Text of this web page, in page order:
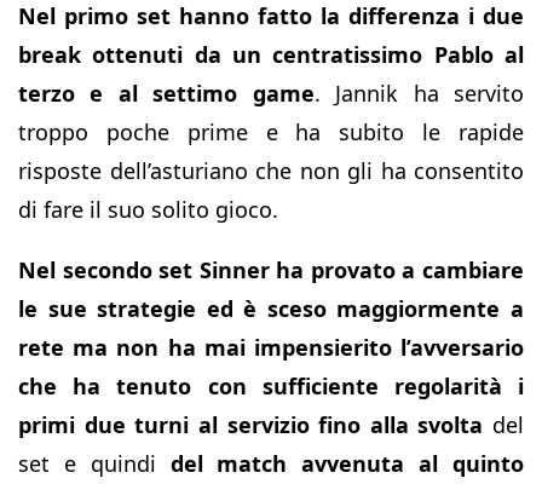
Nel primo set hanno fatto la differenza i due
break ottenuti da un centratissimo Pablo al
terzo e al settimo game. Jannik ha servito
troppo poche prime e ha subito le rapide
risposte dell’asturiano che non gli ha consentito
di fare il suo solito gioco.
Nel secondo set Sinner ha provato a cambiare
le sue strategie ed è sceso maggiormente a
rete ma non ha mai impensierito l’avversario
che ha tenuto con sufficiente regolarità i
primi due turni al servizio fino alla svolta del
set e quindi del match avvenuta al quinto